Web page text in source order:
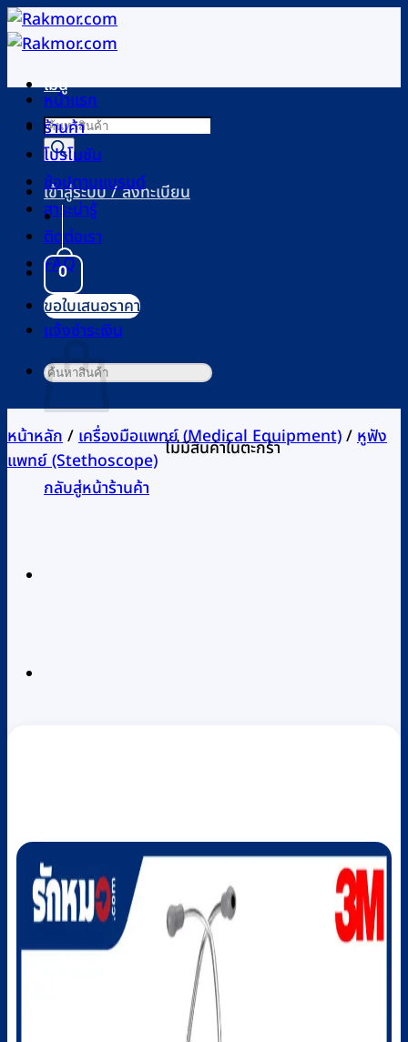
ข้าม
ไป
เนื้อหาเมนู
Products
search
เข้าสู่ระบบ / ลงทะเบียน
0
ตะกร้าสินค้า
ไม่มีสินค้าในตะกร้า
กลับสู่หน้าร้านค้า
หน้าแรก
ร้านค้า
โปรโมชัน
ช้อปตามแบรนด์
สาระน่ารู้
ติดต่อเรา
FAQ
ขอใบเสนอราคา
แจ้งชำระเงิน
ค้นหา:
หน้าหลัก/เครื่องมือแพทย์ (Medical Equipment)/หูฟัง
แพทย์ (Stethoscope)